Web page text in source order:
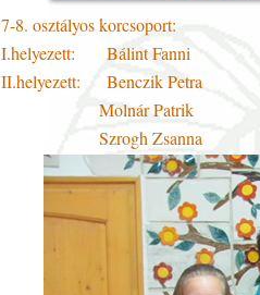
7-8. osztályos korcsoport:
I.helyezett: Bálint Fanni
II.helyezett: Benczik Petra
Molnár Patrik
Szrogh Zsanna